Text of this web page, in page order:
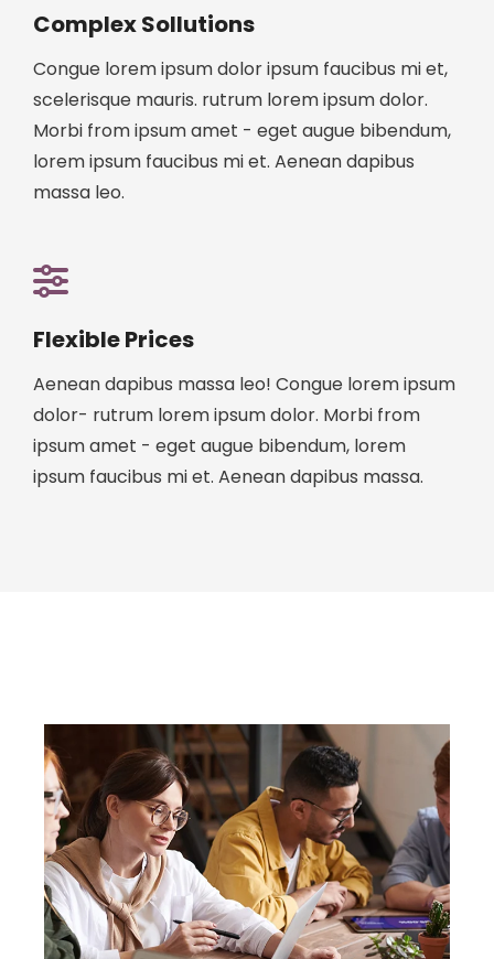
Complex Sollutions
Congue lorem ipsum dolor ipsum faucibus mi et,
scelerisque mauris. rutrum lorem ipsum dolor.
Morbi from ipsum amet - eget augue bibendum,
lorem ipsum faucibus mi et. Aenean dapibus
massa leo.
Flexible Prices
Aenean dapibus massa leo! Congue lorem ipsum
dolor- rutrum lorem ipsum dolor. Morbi from
ipsum amet - eget augue bibendum, lorem
ipsum faucibus mi et. Aenean dapibus massa.